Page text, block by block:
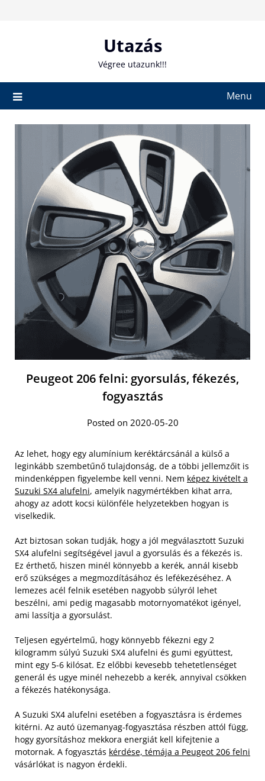
Utazás
Végree utazunk!!!
Menu
Peugeot 206 felni: gyorsulás, fékezés,
fogyasztás
Posted on 2020-05-20
Az lehet, hogy egy alumínium keréktárcsánál a külső a
leginkább szembetűnő tulajdonság, de a többi jellemzőit is
mindenképpen figyelembe kell venni. Nem képez kivételt a
Suzuki SX4 alufelni, amelyik nagymértékben kihat arra,
ahogy az adott kocsi különféle helyzetekben hogyan is
viselkedik.
Azt biztosan sokan tudják, hogy a jól megválasztott Suzuki
SX4 alufelni segítségével javul a gyorsulás és a fékezés is.
Ez érthető, hiszen minél könnyebb a kerék, annál kisebb
erő szükséges a megmozdításához és lefékezéséhez. A
lemezes acél felnik esetében nagyobb súlyról lehet
beszélni, ami pedig magasabb motornyomatékot igényel,
ami lassítja a gyorsulást.
Teljesen egyértelmű, hogy könnyebb fékezni egy 2
kilogramm súlyú Suzuki SX4 alufelni és gumi együttest,
mint egy 5-6 kilósat. Ez előbbi kevesebb tehetetlenséget
generál és ugye minél nehezebb a kerék, annyival csökken
a fékezés hatékonysága.
A Suzuki SX4 alufelni esetében a fogyasztásra is érdemes
kitérni. Az autó üzemanyag-fogyasztása részben attól függ,
hogy gyorsításhoz mekkora energiát kell kifejtenie a
motornak. A fogyasztás kérdése, témája a Peugeot 206 felni
vásárlókat is nagyon érdekli.